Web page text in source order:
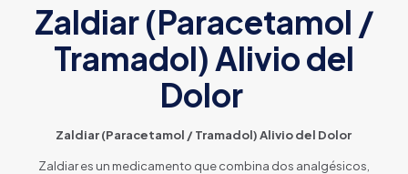
Zaldiar (Paracetamol /
Tramadol) Alivio del
Dolor
Zaldiar (Paracetamol / Tramadol) Alivio del Dolor
Zaldiar es un medicamento que combina dos analgésicos,